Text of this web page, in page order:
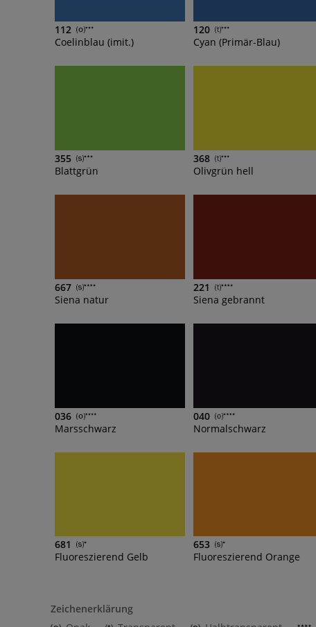
112
Coelinblau (imit.)
120
Cyan (Primär-Blau)
355
Blattgrün
368
Olivgrün hell
667
Siena natur
221
Siena gebrannt
036
Marsschwarz
040
Normalschwarz
681
Fluoreszierend Gelb
653
Fluoreszierend Orange
Zeichenerklärung